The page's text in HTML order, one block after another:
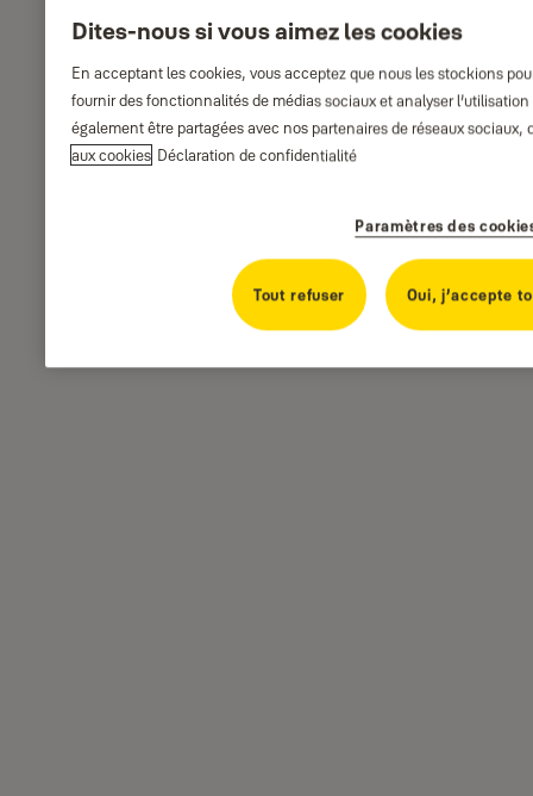
Dites-nous si vous aimez les cookies
En acceptant les cookies, vous acceptez que nous les stockions
fournir des fonctionnalités de médias sociaux et analyser
également être partagées avec nos partenaires de réseaux sociaux,
aux cookies Déclaration de confidentialité
Paramètres des
Tout refuser Oui, j’accepte